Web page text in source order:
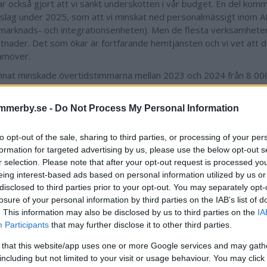
- Do Not Process My Personal Information
opt-out of the sale, sharing to third parties, or processing of your
for targeted advertising by us, please use the below opt-out
selection. Please note that after your opt-out request is processed
interest-based ads based on personal information utilized by us
to third parties prior to your opt-out. You may separately
of your personal information by third parties on the IAB’s list of
This information may also be disclosed by us to third parties on the
Participants that may further disclose it to other third parties.
that this website/app uses one or more Google services and may
but not limited to your visit or usage behaviour. You may
också gjort att vi sänkt underskotten i vår budget. En del
under 2025, som att vi minskat ned personalmässigt inom
och integrationsenheten). Men de flesta
Det som ökar är fortfarande hemtjänsten och vi vet att
minskade övertidstimmarna mellan 2023 och 2024 från 8
Individ- och familjeomsorgen har lyckats minska sina
men också hårt med att hitta lösningar. Jag tillskriver den
inom IFO. Vi har kunnat avsluta en del placeringar och jobbat
När man kan flytta tillbaka är det ju ett jätteplus, det är så vi
gå i positiv riktning även framöver?
lite den känslan, men säger peppar, peppar där. Vi vet att det
vi hoppas att trenden med färre placerade håller i sig. Vi ser
har varit till stor hjälp här.